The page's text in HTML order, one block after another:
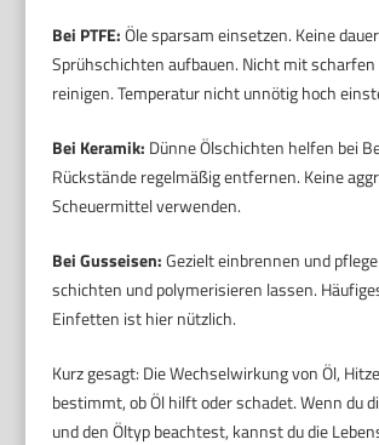
Bei PTFE:Öle sparsam einsetzen. Keine
Sprühschichten aufbauen. Nicht mit scharfen
reinigen. Temperatur nicht unnötig hoch
Bei Keramik: Dünne Ölschichten helfen bei
Rückstände regelmäßig entfernen. Keine
Scheuermittel verwenden.
Bei Gusseisen:Gezielt einbrennen und
schichten und polymerisieren lassen.
Einfetten ist hier nützlich.
Kurz gesagt: Die Wechselwirkung von Öl,
bestimmt, ob Öl hilft oder schadet. Wenn du
und den Öltyp beachtest, kannst du die